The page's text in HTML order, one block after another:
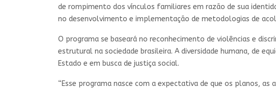
de rompimento dos vínculos familiares em razão de sua
no desenvolvimento e implementação de metodologias de
O programa se baseará no reconhecimento de violências e
estrutural na sociedade brasileira. A diversidade humana, de
Estado e em busca de justiça social.
“Esse programa nasce com a expectativa de que os planos,